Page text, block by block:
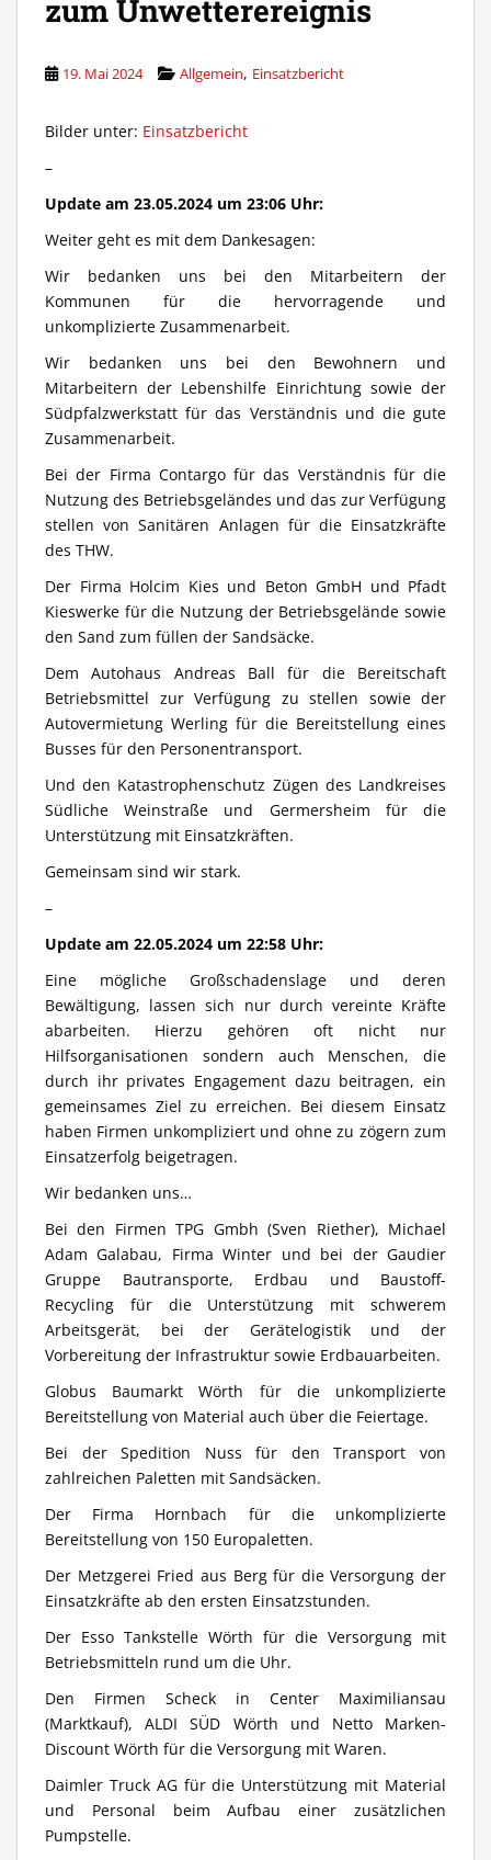
zum Unwetterereignis
19. Mai 2024 Allgemein, Einsatzbericht
Bilder unter: Einsatzbericht
–
Update am 23.05.2024 um 23:06 Uhr:
Weiter geht es mit dem Dankesagen:
Wir bedanken uns bei den Mitarbeitern der
Kommunen für die hervorragende und
unkomplizierte Zusammenarbeit.
Wir bedanken uns bei den Bewohnern und
Mitarbeitern der Lebenshilfe Einrichtung sowie der
Südpfalzwerkstatt für das Verständnis und die gute
Zusammenarbeit.
Bei der Firma Contargo für das Verständnis für die
Nutzung des Betriebsgeländes und das zur Verfügung
stellen von Sanitären Anlagen für die Einsatzkräfte
des THW.
Der Firma Holcim Kies und Beton GmbH und Pfadt
Kieswerke für die Nutzung der Betriebsgelände sowie
den Sand zum füllen der Sandsäcke.
Dem Autohaus Andreas Ball für die Bereitschaft
Betriebsmittel zur Verfügung zu stellen sowie der
Autovermietung Werling für die Bereitstellung eines
Busses für den Personentransport.
Und den Katastrophenschutz Zügen des Landkreises
Südliche Weinstraße und Germersheim für die
Unterstützung mit Einsatzkräften.
Gemeinsam sind wir stark.
–
Update am 22.05.2024 um 22:58 Uhr:
Eine mögliche Großschadenslage und deren
Bewältigung, lassen sich nur durch vereinte Kräfte
abarbeiten. Hierzu gehören oft nicht nur
Hilfsorganisationen sondern auch Menschen, die
durch ihr privates Engagement dazu beitragen, ein
gemeinsames Ziel zu erreichen. Bei diesem Einsatz
haben Firmen unkompliziert und ohne zu zögern zum
Einsatzerfolg beigetragen.
Wir bedanken uns…
Bei den Firmen TPG Gmbh (Sven Riether), Michael
Adam Galabau, Firma Winter und bei der Gaudier
Gruppe Bautransporte, Erdbau und Baustoff-
Recycling für die Unterstützung mit schwerem
Arbeitsgerät, bei der Gerätelogistik und der
Vorbereitung der Infrastruktur sowie Erdbauarbeiten.
Globus Baumarkt Wörth für die unkomplizierte
Bereitstellung von Material auch über die Feiertage.
Bei der Spedition Nuss für den Transport von
zahlreichen Paletten mit Sandsäcken.
Der Firma Hornbach für die unkomplizierte
Bereitstellung von 150 Europaletten.
Der Metzgerei Fried aus Berg für die Versorgung der
Einsatzkräfte ab den ersten Einsatzstunden.
Der Esso Tankstelle Wörth für die Versorgung mit
Betriebsmitteln rund um die Uhr.
Den Firmen Scheck in Center Maximiliansau
(Marktkauf), ALDI SÜD Wörth und Netto Marken-
Discount Wörth für die Versorgung mit Waren.
Daimler Truck AG für die Unterstützung mit Material
und Personal beim Aufbau einer zusätzlichen
Pumpstelle.